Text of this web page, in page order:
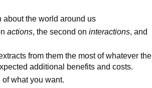
the world around us
actions, the second oninteractions, and
from them the most of whatever the
additional benefits and costs.
what you want.